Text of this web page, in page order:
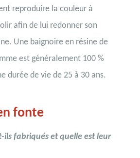
reproduire la couleur à
afin de lui redonner son
Une baignoire en résine de
est généralement 100 %
durée de vie de 25 à 30 ans.
fonte
ils fabriqués et quelle est leur